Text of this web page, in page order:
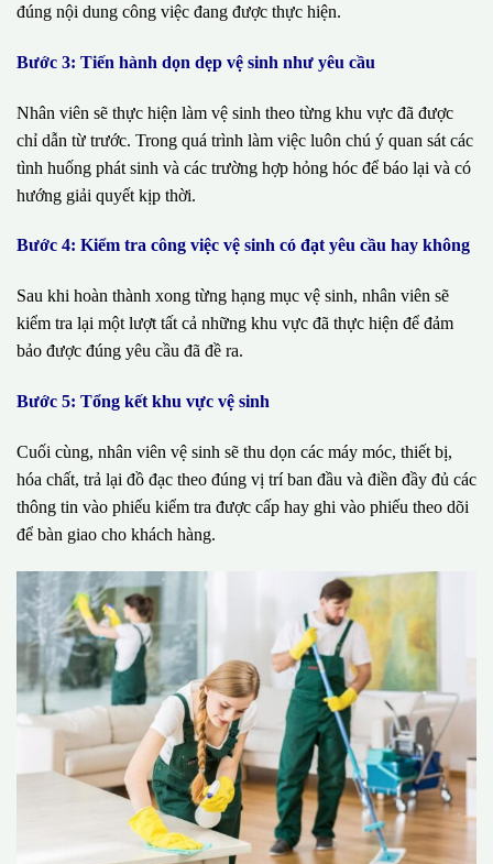
đúng nội dung công việc đang được thực hiện.
Bước 3: Tiến hành dọn dẹp vệ sinh như yêu cầu
Nhân viên sẽ thực hiện làm vệ sinh theo từng khu vực đã được
chỉ dẫn từ trước. Trong quá trình làm việc luôn chú ý quan sát các
tình huống phát sinh và các trường hợp hỏng hóc để báo lại và có
hướng giải quyết kịp thời.
Bước 4: Kiểm tra công việc vệ sinh có đạt yêu cầu hay không
Sau khi hoàn thành xong từng hạng mục vệ sinh, nhân viên sẽ
kiểm tra lại một lượt tất cả những khu vực đã thực hiện để đảm
bảo được đúng yêu cầu đã đề ra.
Bước 5: Tổng kết khu vực vệ sinh
Cuối cùng, nhân viên vệ sinh sẽ thu dọn các máy móc, thiết bị,
hóa chất, trả lại đồ đạc theo đúng vị trí ban đầu và điền đầy đủ các
thông tin vào phiếu kiểm tra được cấp hay ghi vào phiếu theo dõi
để bàn giao cho khách hàng.